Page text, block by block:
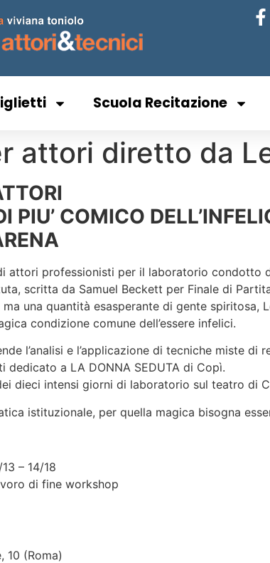
Scuola Recitazione
attori diretto da
PIU’ COMICO
professionisti per il laboratorio condotto
scritta da Samuel Beckett per Finale di
una quantità esasperante di gente spiritosa,
condizione comune dell’essere infelici.
l’analisi e l’applicazione di tecniche miste
a LA DONNA SEDUTA di Copì.
dieci intensi giorni di laboratorio sul teatro
istituzionale, per quella magica bisogna
– 14/18
di fine workshop
10 (Roma)